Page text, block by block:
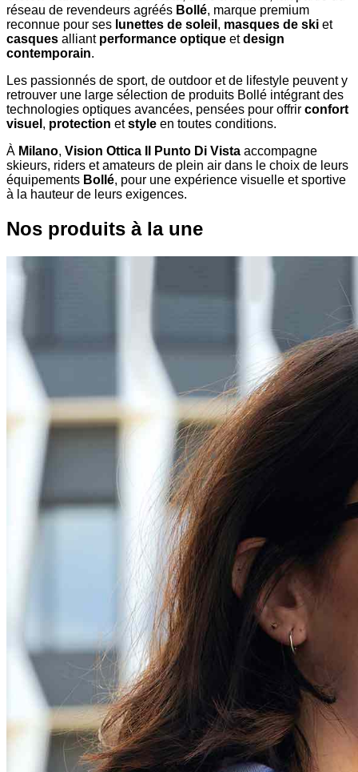
réseau de revendeurs agréés Bollé, marque premium
reconnue pour ses lunettes de soleil , masques de ski et
casques alliant performance optique etdesign
contemporain.
Les passionnés de sport, de outdoor et de lifestyle peuvent y
retrouver une large sélection de produits Bollé intégrant des
technologies optiques avancées, pensées pour offrir confort
visuel , protection etstyle en toutes conditions.
À Milano, Vision Ottica Il Punto Di Vista accompagne
skieurs, riders et amateurs de plein air dans le choix de leurs
équipements Bollé, pour une expérience visuelle et sportive
à la hauteur de leurs exigences.
Nos produits à la une